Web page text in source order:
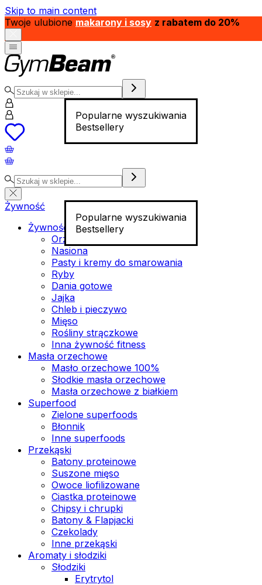
Skip to main content
Twoje ulubione makarony i sosy z rabatem do 20%
Popularne wyszukiwania
Bestsellery
Popularne wyszukiwania
Bestsellery
Żywność
Żywność funkcjonalna
Orzechy
Nasiona
Pasty i kremy do smarowania
Ryby
Dania gotowe
Jajka
Chleb i pieczywo
Mięso
Rośliny strączkowe
Inna żywność fitness
Masła orzechowe
Masło orzechowe 100%
Słodkie masła orzechowe
Masła orzechowe z białkiem
Superfood
Zielone superfoods
Błonnik
Inne superfoods
Przekąski
Batony proteinowe
Suszone mięso
Owoce liofilizowane
Ciastka proteinowe
Chipsy i chrupki
Batony & Flapjacki
Czekolady
Inne przekąski
Aromaty i słodziki
Słodziki
Erytrytol